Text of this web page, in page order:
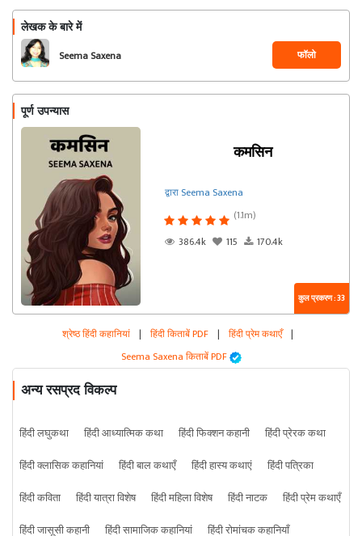
लेखक के बारे में
Seema Saxena फॉलो
पूर्ण उपन्यास
कमसिन
द्वारा Seema Saxena
(1.1m)
386.4k
115 170.4k
कुल प्रकरण : 33
श्रेष्ठ हिंदी कहानियां | हिंदी किताबें PDF | हिंदी प्रेम कथाएँ |
Seema Saxena किताबें PDF
अन्य रसप्रद विकल्प
हिंदी लघुकथा हिंदी आध्यात्मिक कथा हिंदी फिक्शन कहानी
हिंदी प्रेरक कथा
हिंदी क्लासिक कहानियां
हिंदी बाल कथाएँ हिंदी हास्य कथाएं
हिंदी पत्रिका
हिंदी कविता
हिंदी यात्रा विशेष हिंदी महिला विशेष हिंदी नाटक
हिंदी प्रेम कथाएँ
हिंदी जासूसी कहानी
हिंदी सामाजिक कहानियां हिंदी रोमांचक कहानियाँ